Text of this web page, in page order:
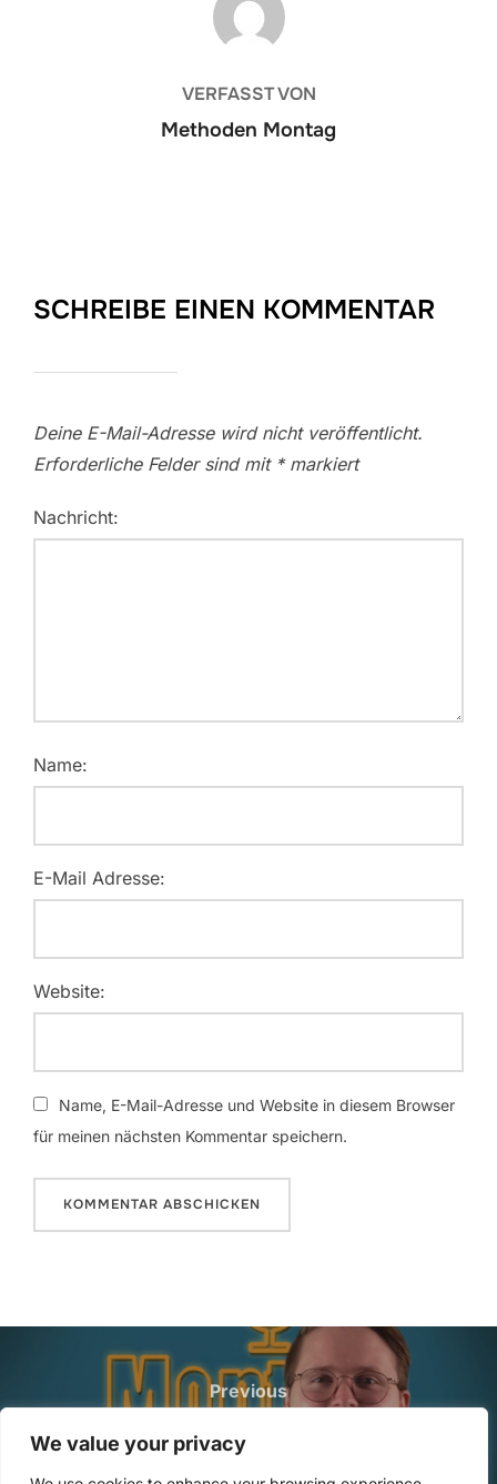
We value your privacy
VERFASST VON
Methoden Montag
SCHREIBE EINEN KOMMENTAR
Deine E-Mail-Adresse wird nicht veröffentlicht.
Erforderliche Felder sind mit *markiert
Nachricht:
Name:
E-Mail Adresse:
Website:
Name, E-Mail-Adresse und Website in diesem Browser
für meinen nächsten Kommentar speichern.
Beitragsnavigation
Previous
Previous
72: Das Unterbewusste erwecken